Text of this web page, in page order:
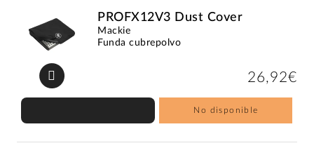
PROFX12V3 Dust Cover
Mackie
Funda cubrepolvo
26,92€
No disponible